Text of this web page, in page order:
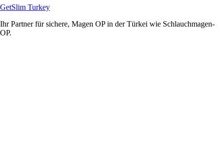
GetSlim Turkey
Ihr Partner für sichere, Magen OP in der Türkei wie Schlauchmagen-
OP.